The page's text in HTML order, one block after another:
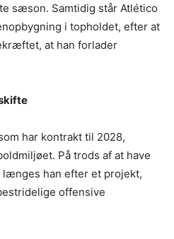
sæson. Samtidig står Atlético
i topholdet, efter at
at han forlader
har kontrakt til 2028,
På trods af at have
længes han efter et projekt,
offensive